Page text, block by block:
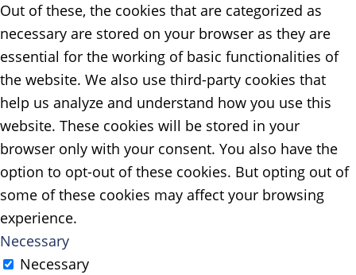
Out of these, the cookies that are categorized as
necessary are stored on your browser as they are
essential for the working of basic functionalities of
the website. We also use third-party cookies that
help us analyze and understand how you use this
website. These cookies will be stored in your
browser only with your consent. You also have the
option to opt-out of these cookies. But opting out of
some of these cookies may affect your browsing
experience.
Necessary
Necessary